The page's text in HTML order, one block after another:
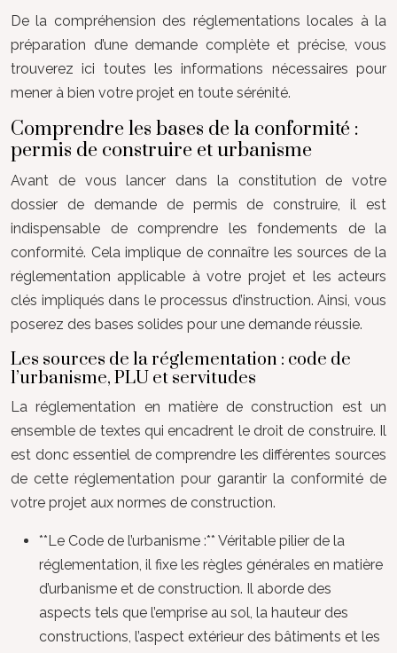
De la compréhension des réglementations locales à la
préparation d’une demande complète et précise, vous
trouverez ici toutes les informations nécessaires pour
mener à bien votre projet en toute sérénité.
Comprendre les bases de la conformité :
permis de construire et urbanisme
Avant de vous lancer dans la constitution de votre
dossier de demande de permis de construire, il est
indispensable de comprendre les fondements de la
conformité. Cela implique de connaître les sources de la
réglementation applicable à votre projet et les acteurs
clés impliqués dans le processus d’instruction. Ainsi, vous
poserez des bases solides pour une demande réussie.
Les sources de la réglementation : code de
l’urbanisme, PLU et servitudes
La réglementation en matière de construction est un
ensemble de textes qui encadrent le droit de construire. Il
est donc essentiel de comprendre les différentes sources
de cette réglementation pour garantir la conformité de
votre projet aux normes de construction.
**Le Code de l’urbanisme :** Véritable pilier de la
réglementation, il fixe les règles générales en matière
d’urbanisme et de construction. Il aborde des
aspects tels que l’emprise au sol, la hauteur des
constructions, l’aspect extérieur des bâtiments et les